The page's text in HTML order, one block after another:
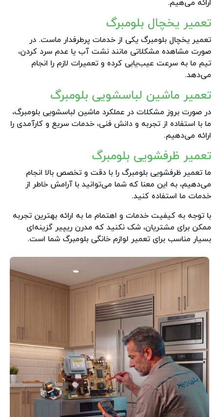
تعمیر یخچال بلومبرگ
تعمیر یخچال بلومبرگ یکی از خدمات پرطرفدار ماست. در
صورت مشاهده مشکلاتی مانند نشت آب یا عدم سرد کردن،
تیم ما به سرعت عیب‌یابی کرده و تعمیرات لازم را انجام
می‌دهد.
تعمیر ماشین لباسشویی بلومبرگ
در صورت بروز مشکلات در عملکرد ماشین لباسشویی بلومبرگ،
ما با استفاده از تجربه و دانش فنی، خدمات سریع و کارآمدی را
ارائه می‌دهیم.
تعمیر ظرفشویی بلومبرگ
ما تعمیر ظرفشویی بلومبرگ را با دقت و تخصص بالا انجام
می‌دهیم، به این معنا که شما می‌توانید با آرامش خاطر از
خدمات ما استفاده کنید.
با توجه به کیفیت خدمات و اهتمام ما به ارائه بهترین تجربه
ممکن برای مشتریان، شک نکنید که مدرن ریپیر گزینه‌ای
بسیار مناسب برای تعمیر لوازم خانگی بلومبرگ شما است.